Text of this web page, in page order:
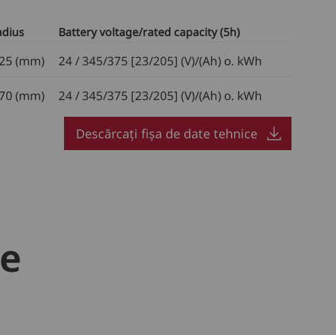
Battery voltage/rated capacity (5h)
(mm) 24 / 345/375 [23/205] (V)/(Ah) o. kWh
(mm) 24 / 345/375 [23/205] (V)/(Ah) o. kWh
Descărcați fișa de date tehnice